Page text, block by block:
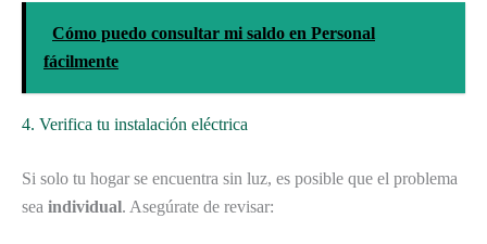
Cómo puedo consultar mi saldo en Personal
fácilmente
4. Verifica tu instalación eléctrica
Si solo tu hogar se encuentra sin luz, es posible que el problema
sea individual. Asegúrate de revisar: